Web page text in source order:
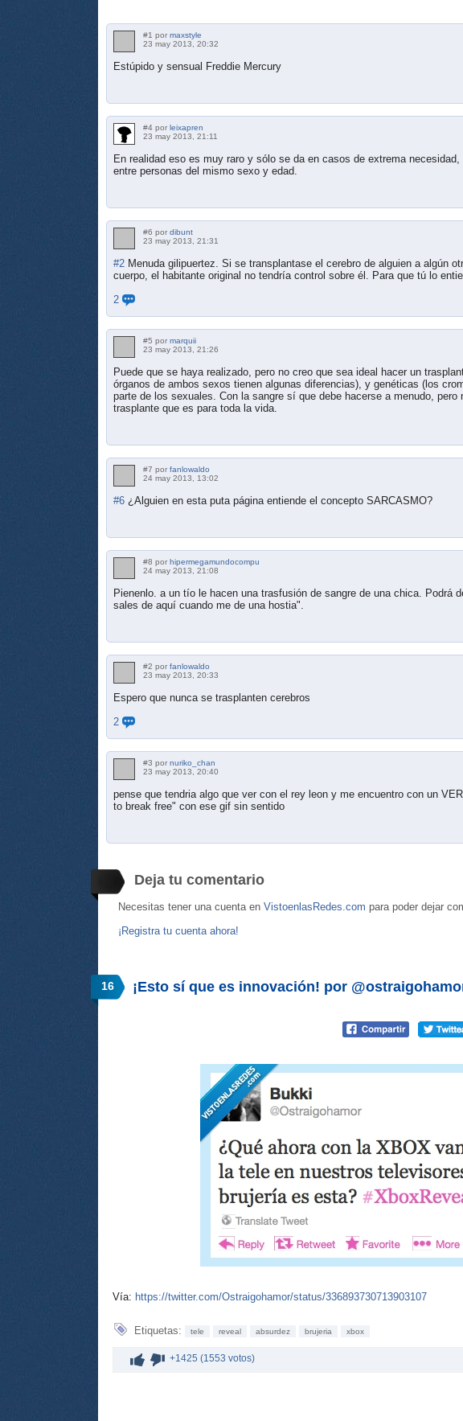
#1 por maxstyle
23 may 2013, 20:32
Estúpido y sensual Freddie Mercury
#4 por leixapren
23 may 2013, 21:11
En realidad eso es muy raro y sólo se da en casos de extrema
entre personas del mismo sexo y edad.
#6 por dibunt
23 may 2013, 21:31
#2 Menuda gilipuertez. Si se transplantase el cerebro de alguien a algún
cuerpo, el habitante original no tendría control sobre él. Para que tú lo
2
#5 por marquii
23 may 2013, 21:26
Puede que se haya realizado, pero no creo que sea ideal hacer un
órganos de ambos sexos tienen algunas diferencias), y genéticas (los
parte de los sexuales. Con la sangre sí que debe hacerse a menudo,
trasplante que es para toda la vida.
#7 por fanlowaldo
24 may 2013, 13:02
#6 ¿Alguien en esta puta página entiende el concepto SARCASMO?
#8 por hipermegamundocompu
24 may 2013, 21:08
Pienenlo. a un tío le hacen una trasfusión de sangre de una chica. Podrá
sales de aquí cuando me de una hostia".
#2 por fanlowaldo
23 may 2013, 20:33
Espero que nunca se trasplanten cerebros
2
#3 por nuriko_chan
23 may 2013, 20:40
pense que tendria algo que ver con el rey leon y me encuentro con un
to break free" con ese gif sin sentido
Deja tu comentario
Necesitas tener una cuenta en VistoenlasRedes.com para poder dejar
¡Registra tu cuenta ahora!
16 ¡Esto sí que es innovación! por
Vía: https://twitter.com/Ostraigohamor/status/336893730713903107
Etiquetas: tele reveal absurdez brujeria xbox
+1425 (1553 votos)